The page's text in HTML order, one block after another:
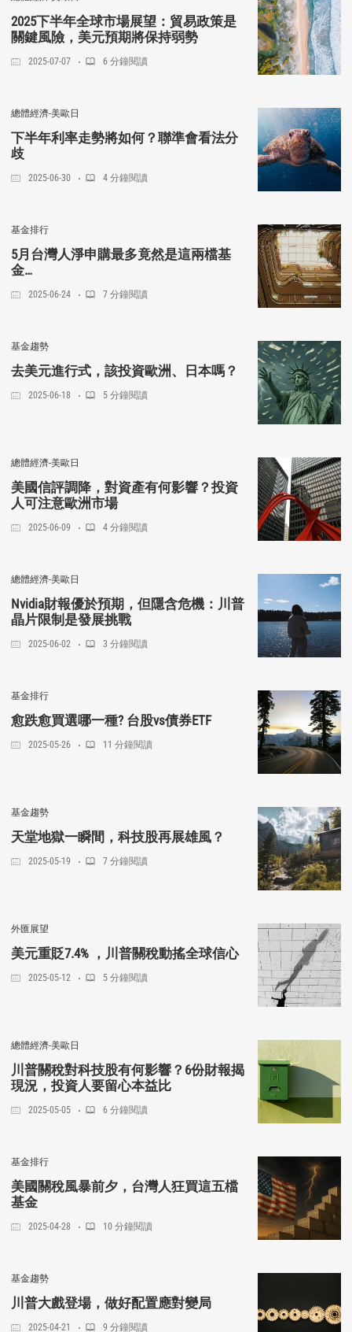
2025下半年全球市場展望：貿易政策是
關鍵風險，美元預期將保持弱勢
2025-07-07 6 分鐘閱讀
總體經濟-美歐日
下半年利率走勢將如何？聯準會看法分
歧
2025-06-30 4 分鐘閱讀
基金排行
5月台灣人淨申購最多竟然是這兩檔基
金…
2025-06-24 7 分鐘閱讀
基金趨勢
去美元進行式，該投資歐洲、日本嗎？
2025-06-18 5 分鐘閱讀
總體經濟-美歐日
美國信評調降，對資產有何影響？投資
人可注意歐洲市場
2025-06-09 4 分鐘閱讀
總體經濟-美歐日
Nvidia財報優於預期，但隱含危機：川普
晶片限制是發展挑戰
2025-06-02 3 分鐘閱讀
基金排行
愈跌愈買選哪一種? 台股vs債券ETF
2025-05-26 11 分鐘閱讀
基金趨勢
天堂地獄一瞬間，科技股再展雄風？
2025-05-19 7 分鐘閱讀
外匯展望
美元重貶7.4% ，川普關稅動搖全球信心
2025-05-12 5 分鐘閱讀
總體經濟-美歐日
川普關稅對科技股有何影響？6份財報揭
現況，投資人要留心本益比
2025-05-05 6 分鐘閱讀
基金排行
美國關稅風暴前夕，台灣人狂買這五檔
基金
2025-04-28 10 分鐘閱讀
基金趨勢
川普大戲登場，做好配置應對變局
2025-04-21 9 分鐘閱讀